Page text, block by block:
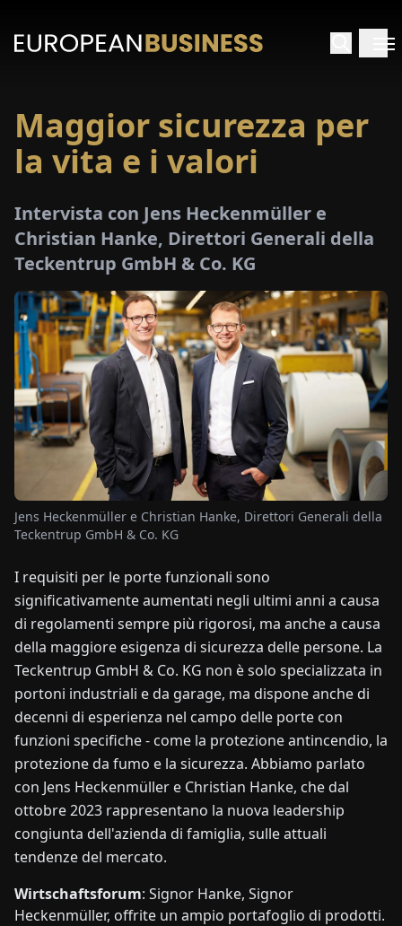
HOME
PAPER
FIERE
ENDEFRESITNLPLHU
CONTATTACI
Maggior sicurezza per
la vita e i valori
Intervista con Jens Heckenmüller e
Christian Hanke, Direttori Generali della
Teckentrup GmbH & Co. KG
Jens Heckenmüller e Christian Hanke, Direttori Generali della
Teckentrup GmbH & Co. KG
I requisiti per le porte funzionali sono
significativamente aumentati negli ultimi anni a causa
di regolamenti sempre più rigorosi, ma anche a causa
della maggiore esigenza di sicurezza delle persone. La
Teckentrup GmbH & Co. KG non è solo specializzata in
portoni industriali e da garage, ma dispone anche di
decenni di esperienza nel campo delle porte con
funzioni specifiche - come la protezione antincendio, la
protezione da fumo e la sicurezza. Abbiamo parlato
con Jens Heckenmüller e Christian Hanke, che dal
ottobre 2023 rappresentano la nuova leadership
congiunta dell'azienda di famiglia, sulle attuali
tendenze del mercato.
Wirtschaftsforum: Signor Hanke, Signor
Heckenmüller, offrite un ampio portafoglio di prodotti.